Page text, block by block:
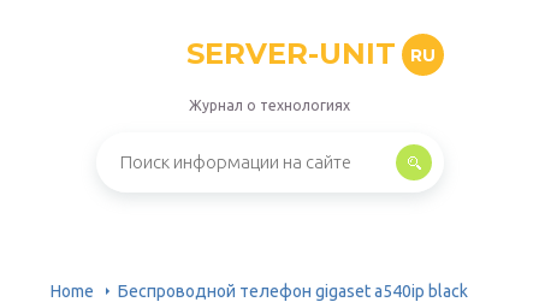
SERVER-UNIT RU
Журнал о технологиях
Home Беспроводной телефон gigaset a540ip black